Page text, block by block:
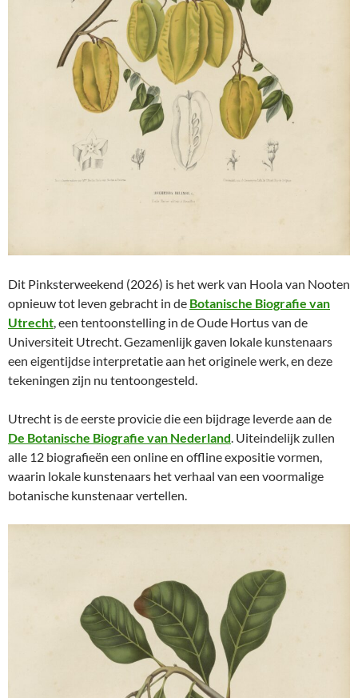
Dit Pinksterweekend (2026) is het werk van Hoola van Nooten
opnieuw tot leven gebracht in de Botanische Biografie van
Utrecht, een tentoonstelling in de Oude Hortus van de
Universiteit Utrecht. Gezamenlijk gaven lokale kunstenaars
een eigentijdse interpretatie aan het originele werk, en deze
tekeningen zijn nu tentoongesteld.
Utrecht is de eerste provicie die een bijdrage leverde aan de
De Botanische Biografie van Nederland. Uiteindelijk zullen
alle 12 biografieën een online en offline expositie vormen,
waarin lokale kunstenaars het verhaal van een voormalige
botanische kunstenaar vertellen.